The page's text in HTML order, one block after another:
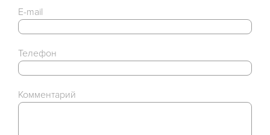
E-mail
Телефон
Комментарий